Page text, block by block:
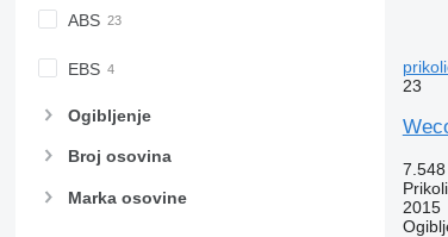
ABS
EBS
Ogibljenje
Broj osovina
Marka osovine
23
2015